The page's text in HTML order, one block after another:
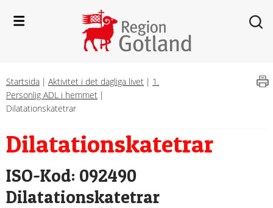
Startsida | Aktivitet i det dagliga livet | 1.
Personlig ADL i hemmet |
Dilatationskatetrar
Dilatationskatetrar
ISO-Kod: 092490
Dilatationskatetrar